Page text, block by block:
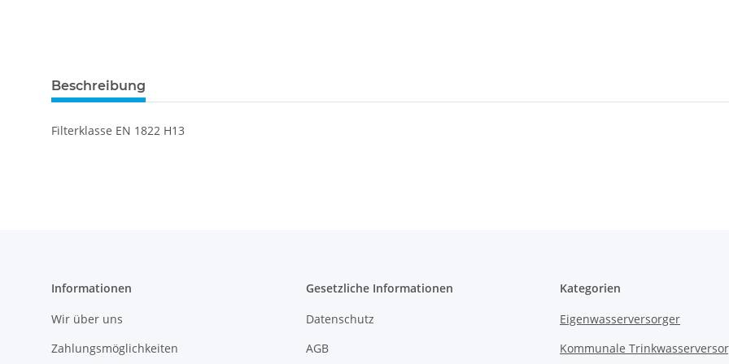
Beschreibung
Filterklasse EN 1822 H13
Informationen
Wir über uns
Zahlungsmöglichkeiten
Gesetzliche Informationen
Datenschutz
AGB
Kategorien
Eigenwasserversorger
Kommunale